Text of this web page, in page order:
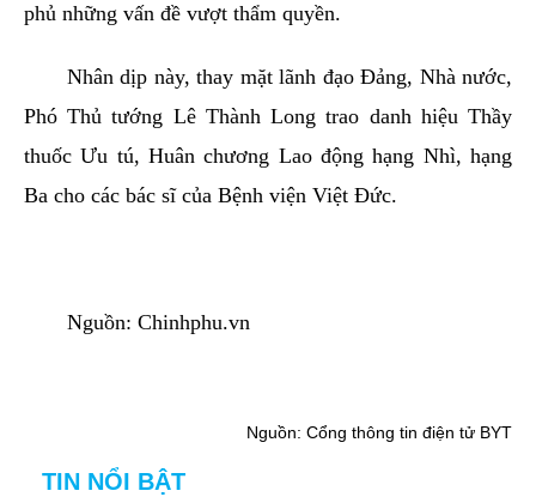
phủ những vấn đề vượt thẩm quyền.
Nhân dịp này, thay mặt lãnh đạo Đảng, Nhà nước,
Phó Thủ tướng Lê Thành Long trao danh hiệu Thầy
thuốc Ưu tú, Huân chương Lao động hạng Nhì, hạng
Ba cho các bác sĩ của Bệnh viện Việt Đức.
Nguồn: Chinhphu.vn
Nguồn: Cổng thông tin điện tử BYT
TIN NỔI BẬT